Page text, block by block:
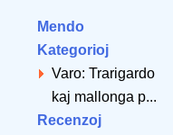
Mendo
Kategorioj
Varo: Trarigardo
kaj mallonga p...
Recenzoj